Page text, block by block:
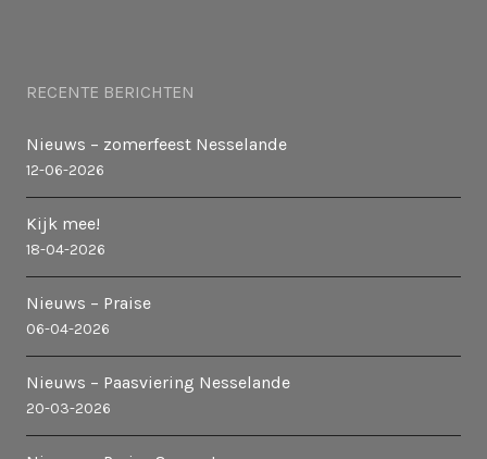
RECENTE BERICHTEN
Nieuws – zomerfeest Nesselande
12-06-2026
Kijk mee!
18-04-2026
Nieuws – Praise
06-04-2026
Nieuws – Paasviering Nesselande
20-03-2026